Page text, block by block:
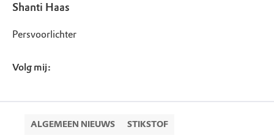
Shanti Haas
Persvoorlichter
Volg mij:
ALGEMEEN NIEUWS STIKSTOF